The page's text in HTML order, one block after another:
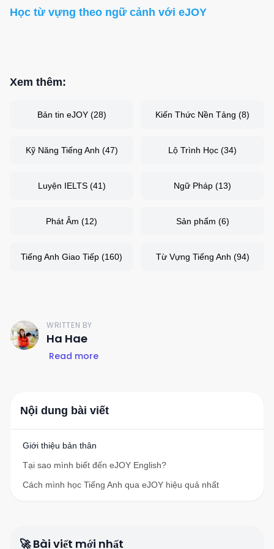
Học từ vựng theo ngữ cảnh với eJOY
Xem thêm:
Bản tin eJOY(28) Kiến Thức Nền Tảng (8)
Kỹ Năng Tiếng Anh (47) Lộ Trình Học (34)
Luyện IELTS(41) Ngữ Pháp (13)
Phát Âm (12) Sản phẩm (6)
Tiếng Anh Giao Tiếp (160) Từ Vựng Tiếng Anh (94)
H
WRITTEN BY
Ha Hae
Read more
Nội dung bài viết
Giới thiệu bản thân
Tại sao mình biết đến eJOY English?
Cách mình học Tiếng Anh qua eJOY hiệu quả nhất
🚀 Bài viết mới nhất